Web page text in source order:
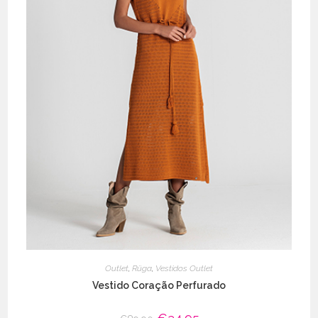
Outlet Rüga Vestidos Outlet
Vestido Coração Perfurado